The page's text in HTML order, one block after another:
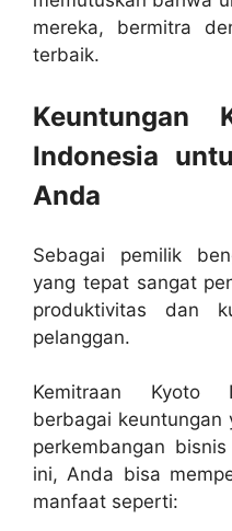
mereka, bermitra
terbaik.
Keuntungan
Indonesia
Anda
Sebagai pemilik
yang tepat sangat
produktivitas dan
pelanggan.
Kemitraan Kyoto
berbagai keuntungan
perkembangan
ini, Anda bisa
manfaat seperti: